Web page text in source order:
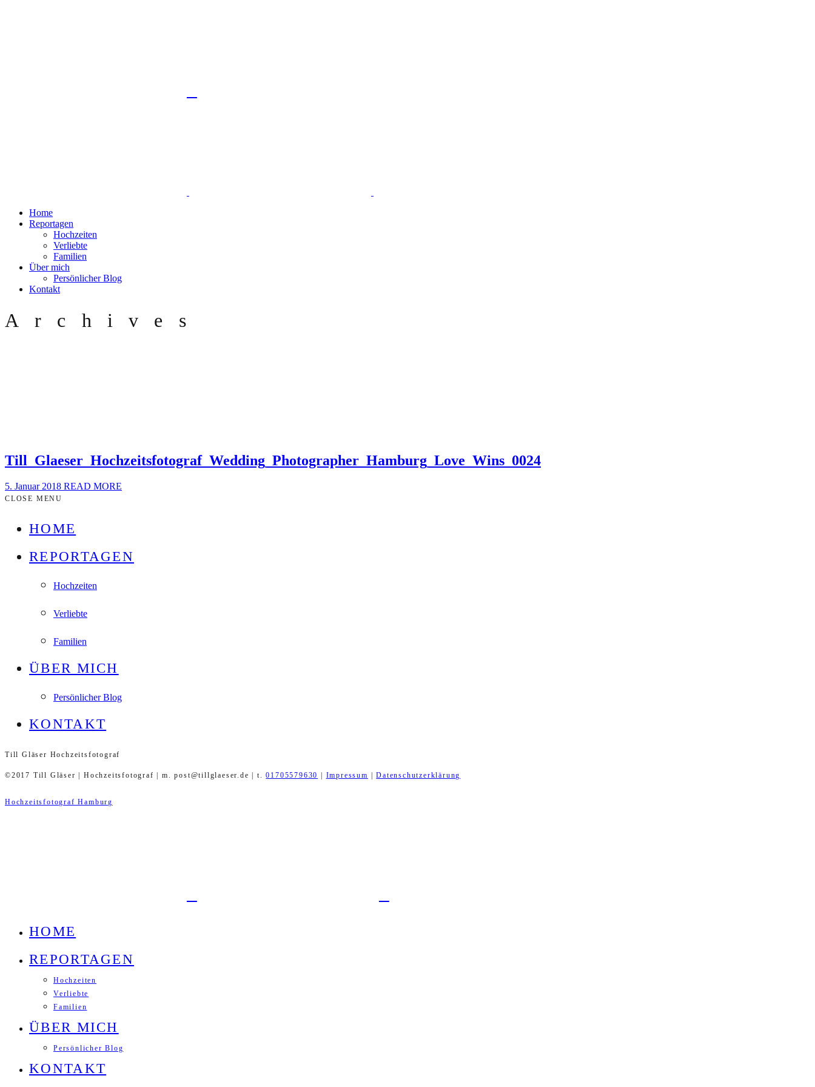
Home
Reportagen
Hochzeiten
Verliebte
Familien
Über mich
Persönlicher Blog
Kontakt
Archives
Till_Glaeser_Hochzeitsfotograf_Wedding_Photographer_Hamburg_Love_Wins_0024
5. Januar 2018 READ MORE
CLOSE MENU
HOME
REPORTAGEN
Hochzeiten
Verliebte
Familien
ÜBER MICH
Persönlicher Blog
KONTAKT
Till Gläser Hochzeitsfotograf
©2017 Till Gläser | Hochzeitsfotograf | m. post@tillglaeser.de | t.01705579630 | Impressum |Datenschutzerklärung
Hochzeitsfotograf Hamburg
HOME
REPORTAGEN
Hochzeiten
Verliebte
Familien
ÜBER MICH
Persönlicher Blog
KONTAKT